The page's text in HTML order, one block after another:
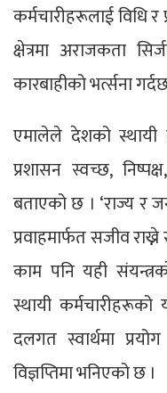
कर्मचारीहरूलाई विधि र
क्षेत्रमा अराजकता
कारबाहीको भर्त्सना
एमालेले देशको स्थायी
प्रशासन स्वच्छ,
बताएको छ । ‘राज्य र
प्रवाहमार्फत सजीव
काम पनि यही
स्थायी कर्मचारीहरूको
दलगत स्वार्थमा
विज्ञप्तिमा भनिएको छ ।